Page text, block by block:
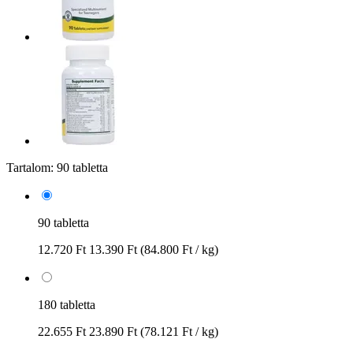
Tartalom: 90 tabletta
90 tabletta
12.720 Ft 13.390 Ft (84.800 Ft / kg)
180 tabletta
22.655 Ft 23.890 Ft (78.121 Ft / kg)